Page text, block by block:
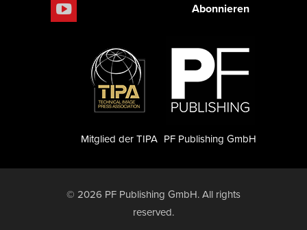
Abonnieren
PF Publishing GmbH
Mitglied der TIPA
© 2026 PF Publishing GmbH. All rights
reserved.